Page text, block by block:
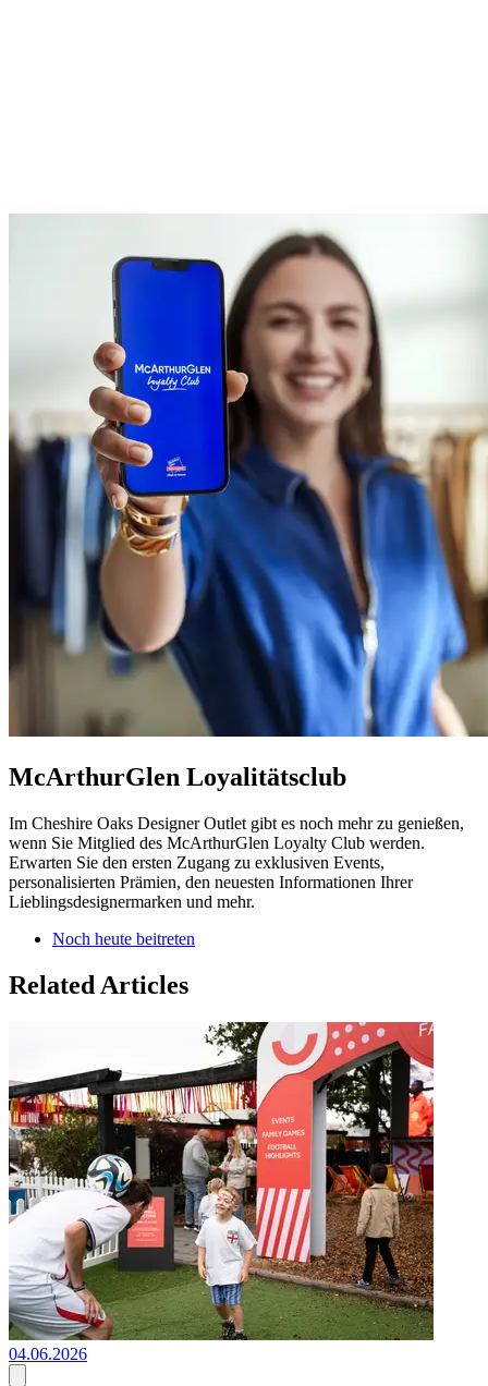
McArthurGlen Loyalitätsclub
Im Cheshire Oaks Designer Outlet gibt es noch mehr zu genießen,
wenn Sie Mitglied des McArthurGlen Loyalty Club werden.
Erwarten Sie den ersten Zugang zu exklusiven Events,
personalisierten Prämien, den neuesten Informationen Ihrer
Lieblingsdesignermarken und mehr.
Noch heute beitreten
Related Articles
04.06.2026